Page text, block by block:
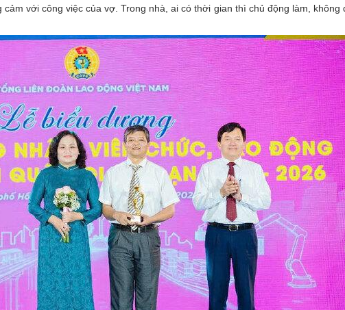
với công việc của vợ. Trong nhà, ai có thời gian thì chủ động làm, không